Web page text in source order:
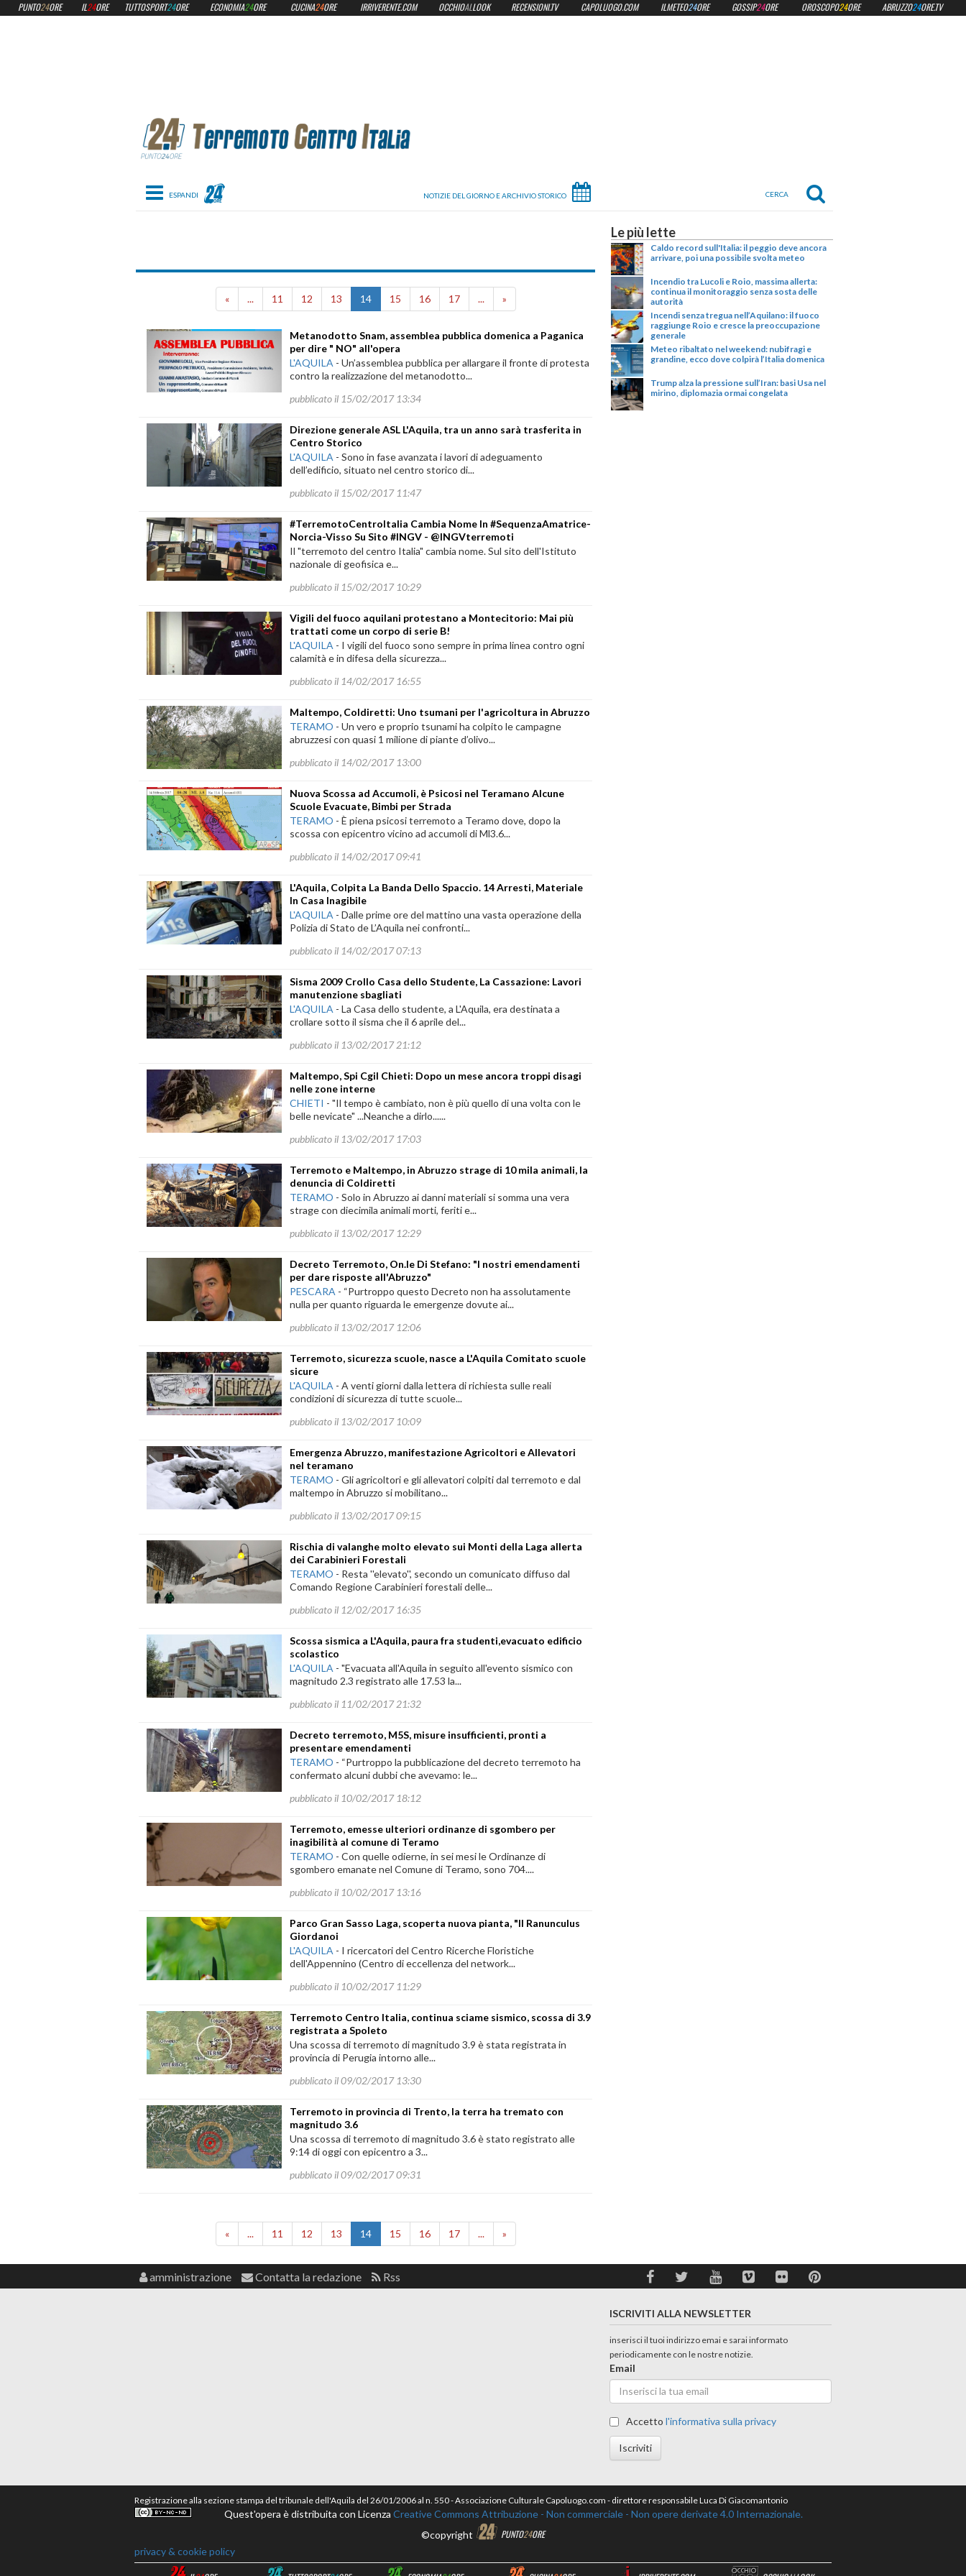
Toggle navigation
« ... 11 12 13 14 15 16 17 ... »
Metanodotto Snam, assemblea pubblica domenica a Paganica
per dire " NO" all'opera
L'AQUILA - Un’assemblea pubblica per allargare il fronte di protesta
contro la realizzazione del metanodotto...
pubblicato il 15/02/2017 13:34
Direzione generale ASL L'Aquila, tra un anno sarà trasferita in
Centro Storico
L'AQUILA - Sono in fase avanzata i lavori di adeguamento
dell’edificio, situato nel centro storico di...
pubblicato il 15/02/2017 11:47
#TerremotoCentroItalia Cambia Nome In #SequenzaAmatrice-
Norcia-Visso Su Sito #INGV - @INGVterremoti
Il "terremoto del centro Italia" cambia nome. Sul sito dell'Istituto
nazionale di geofisica e...
pubblicato il 15/02/2017 10:29
Vigili del fuoco aquilani protestano a Montecitorio: Mai più
trattati come un corpo di serie B!
L'AQUILA - I vigili del fuoco sono sempre in prima linea contro ogni
calamità e in difesa della sicurezza...
pubblicato il 14/02/2017 16:55
Maltempo, Coldiretti: Uno tsumani per l'agricoltura in Abruzzo
TERAMO - Un vero e proprio tsunami ha colpito le campagne
abruzzesi con quasi 1 milione di piante d’olivo...
pubblicato il 14/02/2017 13:00
Nuova Scossa ad Accumoli, è Psicosi nel Teramano Alcune
Scuole Evacuate, Bimbi per Strada
TERAMO - È piena psicosi terremoto a Teramo dove, dopo la
scossa con epicentro vicino ad accumoli di Ml3.6...
pubblicato il 14/02/2017 09:41
L'Aquila, Colpita La Banda Dello Spaccio. 14 Arresti, Materiale
In Casa Inagibile
L'AQUILA - Dalle prime ore del mattino una vasta operazione della
Polizia di Stato de L’Aquila nei confronti...
pubblicato il 14/02/2017 07:13
Sisma 2009 Crollo Casa dello Studente, La Cassazione: Lavori
manutenzione sbagliati
L'AQUILA - La Casa dello studente, a L'Aquila, era destinata a
crollare sotto il sisma che il 6 aprile del...
pubblicato il 13/02/2017 21:12
Maltempo, Spi Cgil Chieti: Dopo un mese ancora troppi disagi
nelle zone interne
CHIETI - "Il tempo è cambiato, non è più quello di una volta con le
belle nevicate" ...Neanche a dirlo......
pubblicato il 13/02/2017 17:03
Terremoto e Maltempo, in Abruzzo strage di 10 mila animali, la
denuncia di Coldiretti
TERAMO - Solo in Abruzzo ai danni materiali si somma una vera
strage con diecimila animali morti, feriti e...
pubblicato il 13/02/2017 12:29
Decreto Terremoto, On.le Di Stefano: "I nostri emendamenti
per dare risposte all'Abruzzo"
PESCARA - “Purtroppo questo Decreto non ha assolutamente
nulla per quanto riguarda le emergenze dovute ai...
pubblicato il 13/02/2017 12:06
Terremoto, sicurezza scuole, nasce a L'Aquila Comitato scuole
sicure
L'AQUILA - A venti giorni dalla lettera di richiesta sulle reali
condizioni di sicurezza di tutte scuole...
pubblicato il 13/02/2017 10:09
Emergenza Abruzzo, manifestazione Agricoltori e Allevatori
nel teramano
TERAMO - Gli agricoltori e gli allevatori colpiti dal terremoto e dal
maltempo in Abruzzo si mobilitano...
pubblicato il 13/02/2017 09:15
Rischia di valanghe molto elevato sui Monti della Laga allerta
dei Carabinieri Forestali
TERAMO - Resta ''elevato'', secondo un comunicato diffuso dal
Comando Regione Carabinieri forestali delle...
pubblicato il 12/02/2017 16:35
Scossa sismica a L'Aquila, paura fra studenti,evacuato edificio
scolastico
L'AQUILA - "Evacuata all'Aquila in seguito all'evento sismico con
magnitudo 2.3 registrato alle 17.53 la...
pubblicato il 11/02/2017 21:32
Decreto terremoto, M5S, misure insufficienti, pronti a
presentare emendamenti
TERAMO - “Purtroppo la pubblicazione del decreto terremoto ha
confermato alcuni dubbi che avevamo: le...
pubblicato il 10/02/2017 18:12
Terremoto, emesse ulteriori ordinanze di sgombero per
inagibilità al comune di Teramo
TERAMO - Con quelle odierne, in sei mesi le Ordinanze di
sgombero emanate nel Comune di Teramo, sono 704....
pubblicato il 10/02/2017 13:16
Parco Gran Sasso Laga, scoperta nuova pianta, "Il Ranunculus
Giordanoi
L'AQUILA - I ricercatori del Centro Ricerche Floristiche
dell'Appennino (Centro di eccellenza del network...
pubblicato il 10/02/2017 11:29
Terremoto Centro Italia, continua sciame sismico, scossa di 3.9
registrata a Spoleto
Una scossa di terremoto di magnitudo 3.9 è stata registrata in
provincia di Perugia intorno alle...
pubblicato il 09/02/2017 13:30
Terremoto in provincia di Trento, la terra ha tremato con
magnitudo 3.6
Una scossa di terremoto di magnitudo 3.6 è stato registrato alle
9:14 di oggi con epicentro a 3...
pubblicato il 09/02/2017 09:31
« ... 11 12 13 14 15 16 17 ... »
Le più lette
Caldo record sull'Italia: il peggio deve ancora
arrivare, poi una possibile svolta meteo
Incendio tra Lucoli e Roio, massima allerta:
continua il monitoraggio senza sosta delle
autorità
Incendi senza tregua nell’Aquilano: il fuoco
raggiunge Roio e cresce la preoccupazione
generale
Meteo ribaltato nel weekend: nubifragi e
grandine, ecco dove colpirà l’Italia domenica
Trump alza la pressione sull’Iran: basi Usa nel
mirino, diplomazia ormai congelata
PUNTO24ORE IL24ORE TUTTOSPORT24ORE ECONOMIA24ORE CUCINA24ORE IRRIVERENTE.COM OCCHIOALLOOK RECENSIONI.TV CAPOLUOGO.COM ILMETEO24ORE GOSSIP24ORE OROSCOPO24ORE ABRUZZO24ORE.TV
amministrazione Contatta la redazione Rss
ISCRIVITI ALLA NEWSLETTER
inserisci il tuoi indirizzo emai e sarai informato
periodicamente con le nostre notizie.
Email
Accettol'informativa sulla privacy
Iscriviti
Registrazione alla sezione stampa del tribunale dell'Aquila del 26/01/2006 al n. 550 - Associazione Culturale Capoluogo.com - direttore responsabile Luca Di Giacomantonio
Quest'opera è distribuita con Licenza Creative Commons Attribuzione - Non commerciale - Non opere derivate 4.0 Internazionale.
©copyright
PUNTO24ORE
privacy & cookie policy